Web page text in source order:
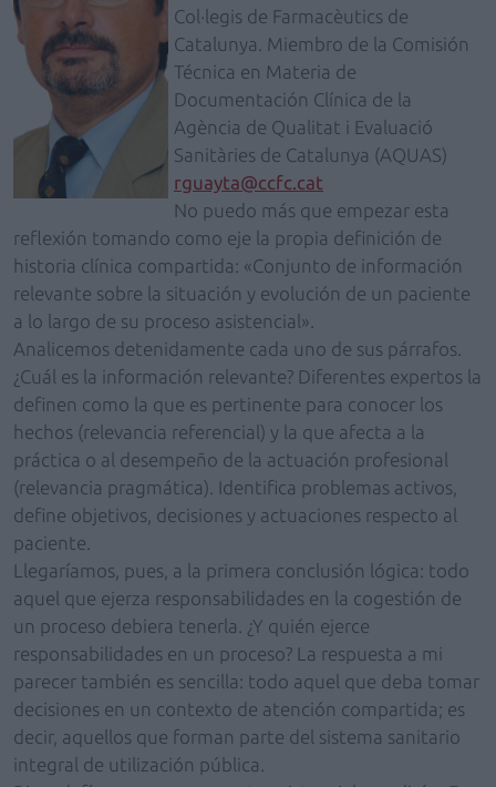
Col·legis de Farmacèutics de
Catalunya. Miembro de la Comisión
Técnica en Materia de
Documentación Clínica de la
Agència de Qualitat i Evaluació
Sanitàries de Catalunya (AQUAS)
rguayta@ccfc.cat
No puedo más que empezar esta
reflexión tomando como eje la propia definición de
historia clínica compartida: «Conjunto de información
relevante sobre la situación y evolución de un paciente
a lo largo de su proceso asistencial».
Analicemos detenidamente cada uno de sus párrafos.
¿Cuál es la información relevante? Diferentes expertos la
definen como la que es pertinente para conocer los
hechos (relevancia referencial) y la que afecta a la
práctica o al desempeño de la actuación profesional
(relevancia pragmática). Identifica problemas activos,
define objetivos, decisiones y actuaciones respecto al
paciente.
Llegaríamos, pues, a la primera conclusión lógica: todo
aquel que ejerza responsabilidades en la cogestión de
un proceso debiera tenerla. ¿Y quién ejerce
responsabilidades en un proceso? La respuesta a mi
parecer también es sencilla: todo aquel que deba tomar
decisiones en un contexto de atención compartida; es
decir, aquellos que forman parte del sistema sanitario
integral de utilización pública.